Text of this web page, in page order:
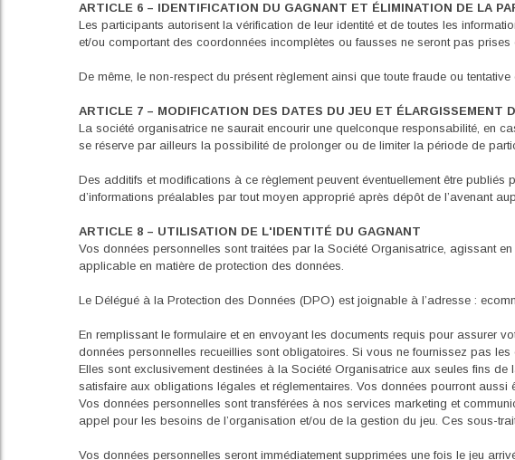
ARTICLE 6 – IDENTIFICATION DU GAGNANT ET ÉLIMINATION DE LA
Les participants autorisent la vérification de leur identité et de toutes les
et/ou comportant des coordonnées incomplètes ou fausses ne seront pas
De même, le non-respect du présent règlement ainsi que toute fraude ou
ARTICLE 7 – MODIFICATION DES DATES DU JEU ET ÉLARGISSEMENT
La société organisatrice ne saurait encourir une quelconque responsabilité, en
se réserve par ailleurs la possibilité de prolonger ou de limiter la période de
Des additifs et modifications à ce règlement peuvent éventuellement être
d’informations préalables par tout moyen approprié après dépôt de l’avenant
ARTICLE 8 – UTILISATION DE L'IDENTITÉ DU GAGNANT
Vos données personnelles sont traitées par la Société Organisatrice, agissant
applicable en matière de protection des données.
Le Délégué à la Protection des Données (DPO) est joignable à l’adresse :
En remplissant le formulaire et en envoyant les documents requis pour assurer
données personnelles recueillies sont obligatoires. Si vous ne fournissez pas
Elles sont exclusivement destinées à la Société Organisatrice aux seules fins
satisfaire aux obligations légales et réglementaires. Vos données pourront
Vos données personnelles sont transférées à nos services marketing et
appel pour les besoins de l’organisation et/ou de la gestion du jeu. Ces sous-
Vos données personnelles seront immédiatement supprimées une fois le jeu